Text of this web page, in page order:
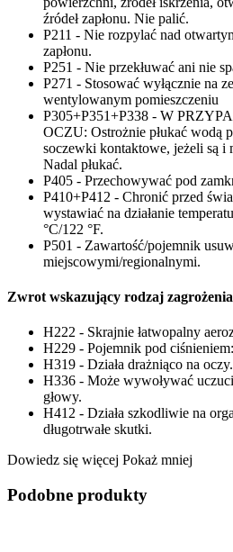
źródeł zapłonu. Nie palić.
P211 - Nie rozpylać nad
zapłonu.
P251 - Nie przekłuwać ani nie
P271 - Stosować wyłącznie na
wentylowanym pomieszczeniu
P305+P351+P338 - W
OCZU: Ostrożnie płukać wodą
soczewki kontaktowe, jeżeli są i
Nadal płukać.
P405 - Przechowywać pod
P410+P412 - Chronić przed
wystawiać na działanie
°C/122 °F.
P501 - Zawartość/pojemnik
miejscowymi/regionalnymi.
Zwrot wskazujący rodzaj
H222 - Skrajnie łatwopalny
H229 - Pojemnik pod
H319 - Działa drażniąco na oczy.
H336 - Może wywoływać
głowy.
H412 - Działa szkodliwie na
długotrwałe skutki.
Dowiedz się więcej Pokaż mniej
Podobne produkty